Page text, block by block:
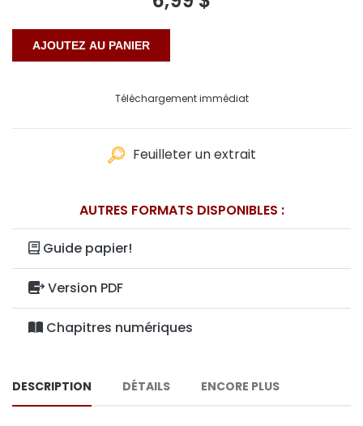
Téléchargement immédiat
Feuilleter un extrait
AUTRES FORMATS DISPONIBLES :
Guide papier!
Version PDF
Chapitres numériques
DESCRIPTION DÉTAILS ENCORE PLUS